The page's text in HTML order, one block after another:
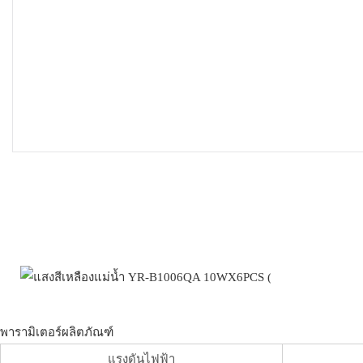
พารามิเตอร์ผลิตภัณฑ์
แรงดันไฟฟ้า